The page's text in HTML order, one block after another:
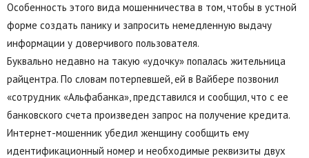
Особенность этого вида мошенничества в том, чтобы в устной
форме создать панику и запросить немедленную выдачу
информации у доверчивого пользователя.
Буквально недавно на такую «удочку» попалась жительница
райцентра. По словам потерпевшей, ей в Вайбере позвонил
«сотрудник «Альфабанка», представился и сообщил, что с ее
банковского счета произведен запрос на получение кредита.
Интернет-мошенник убедил женщину сообщить ему
идентификационный номер и необходимые реквизиты двух